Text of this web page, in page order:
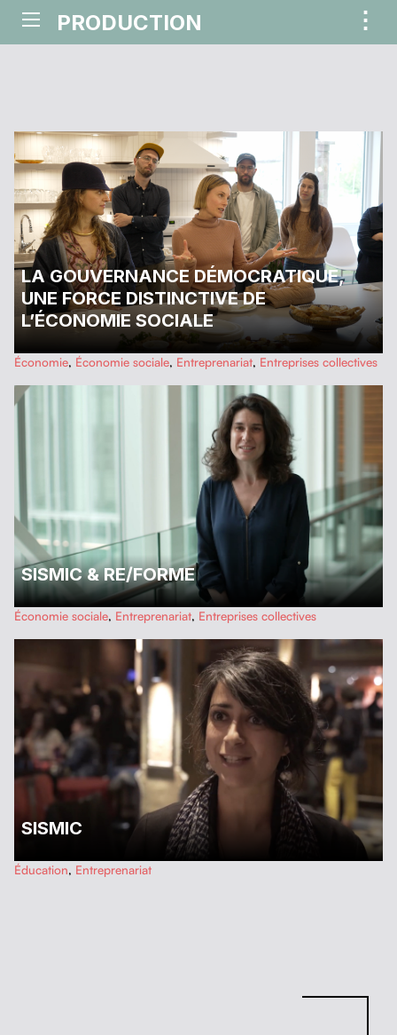
PRODUCTION ⋮
LA GOUVERNANCE DÉMOCRATIQUE,
UNE FORCE DISTINCTIVE DE
L’ÉCONOMIE SOCIALE
Économie, Économie sociale, Entreprenariat, Entreprises collectives
SISMIC & RE/FORME
…
Économie sociale, Entreprenariat, Entreprises collectives
SISMIC
…
Éducation, Entreprenariat